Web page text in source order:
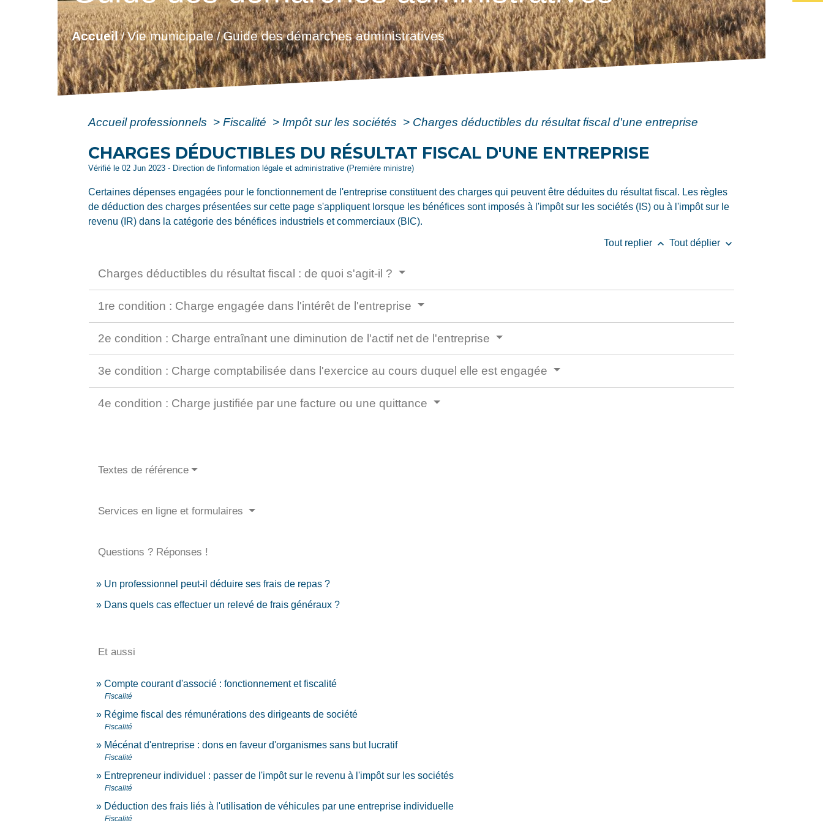
Accueil/Vie municipale/Guide des démarches administratives
Accueil professionnels > Fiscalité > Impôt sur les sociétés > Charges déductibles du résultat fiscal d'une entreprise
CHARGES DÉDUCTIBLES DU RÉSULTAT FISCAL D'UNE ENTREPRISE
Vérifié le 02 Jun 2023 - Direction de l'information légale et administrative (Première ministre)
Certaines dépenses engagées pour le fonctionnement de l'entreprise constituent des charges qui peuvent être déduites du résultat fiscal. Les règles
de déduction des charges présentées sur cette page s'appliquent lorsque les bénéfices sont imposés à l'impôt sur les sociétés (IS) ou à l'impôt sur le
revenu (IR) dans la catégorie des bénéfices industriels et commerciaux (BIC).
Tout replier keyboard_arrow_up Tout déplier keyboard_arrow_down
Charges déductibles du résultat fiscal : de quoi s'agit-il ?
1re condition : Charge engagée dans l'intérêt de l'entreprise
2e condition : Charge entraînant une diminution de l'actif net de l'entreprise
3e condition : Charge comptabilisée dans l'exercice au cours duquel elle est engagée
4e condition : Charge justifiée par une facture ou une quittance
Textes de référence
Services en ligne et formulaires
Questions ? Réponses !
Un professionnel peut-il déduire ses frais de repas ?
Dans quels cas effectuer un relevé de frais généraux ?
Et aussi
Compte courant d'associé : fonctionnement et fiscalité
Fiscalité
Régime fiscal des rémunérations des dirigeants de société
Fiscalité
Mécénat d'entreprise : dons en faveur d'organismes sans but lucratif
Fiscalité
Entrepreneur individuel : passer de l'impôt sur le revenu à l'impôt sur les sociétés
Fiscalité
Déduction des frais liés à l'utilisation de véhicules par une entreprise individuelle
Fiscalité